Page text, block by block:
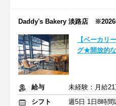
Daddy's Bakery 淡路店 ※2026
【ベーカリ
グ★開放的
給与
未経験：月給
シフト
週5日 1日8時